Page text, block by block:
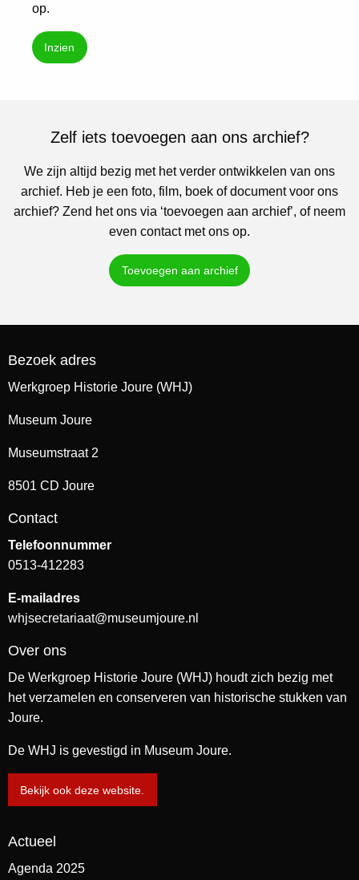
op.
Inzien
Zelf iets toevoegen aan ons archief?
We zijn altijd bezig met het verder ontwikkelen van ons
archief. Heb je een foto, film, boek of document voor ons
archief? Zend het ons via ‘toevoegen aan archief’, of neem
even contact met ons op.
Toevoegen aan archief
Bezoek adres
Werkgroep Historie Joure (WHJ)
Museum Joure
Museumstraat 2
8501 CD Joure
Contact
Telefoonnummer
0513-412283
E-mailadres
whjsecretariaat@museumjoure.nl
Over ons
De Werkgroep Historie Joure (WHJ) houdt zich bezig met
het verzamelen en conserveren van historische stukken van
Joure.
De WHJ is gevestigd in Museum Joure.
Bekijk ook deze website.
Actueel
Agenda 2025